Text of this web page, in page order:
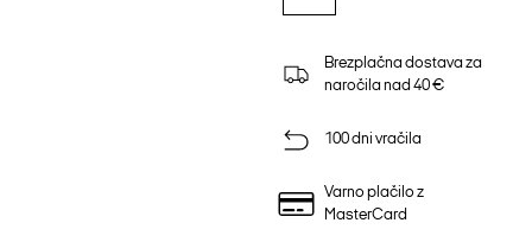
Brezplačna dostava za
naročila nad 40 €
100 dni vračila
Varno plačilo z
MasterCard